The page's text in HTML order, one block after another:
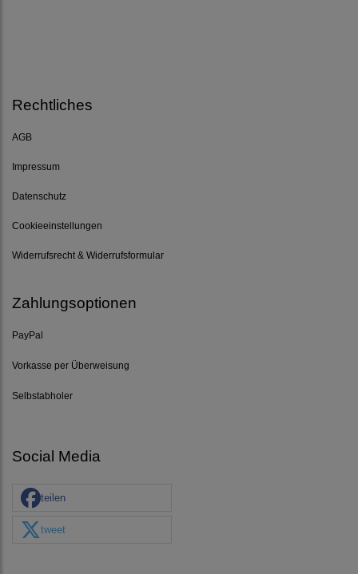
Rechtliches
AGB
Impressum
Datenschutz
Cookieeinstellungen
Widerrufsrecht & Widerrufsformular
Zahlungsoptionen
PayPal
Vorkasse per Überweisung
Selbstabholer
Social Media
teilen
tweet